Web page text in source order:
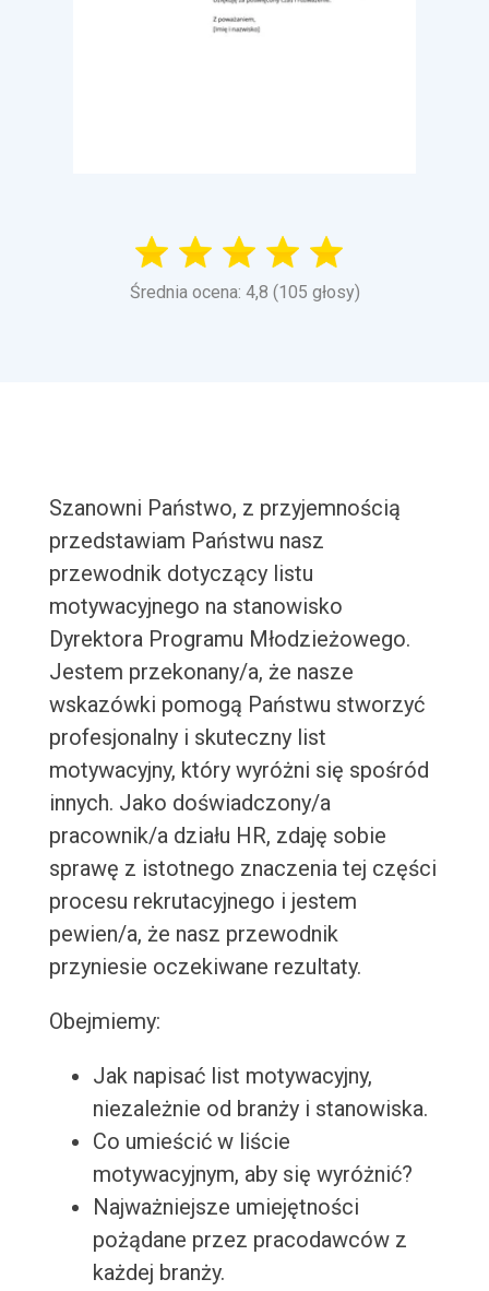
Średnia ocena: 4,8 (105 głosy)
Szanowni Państwo, z przyjemnością
przedstawiam Państwu nasz
przewodnik dotyczący listu
motywacyjnego na stanowisko
Dyrektora Programu Młodzieżowego.
Jestem przekonany/a, że nasze
wskazówki pomogą Państwu stworzyć
profesjonalny i skuteczny list
motywacyjny, który wyróżni się spośród
innych. Jako doświadczony/a
pracownik/a działu HR, zdaję sobie
sprawę z istotnego znaczenia tej części
procesu rekrutacyjnego i jestem
pewien/a, że nasz przewodnik
przyniesie oczekiwane rezultaty.
Obejmiemy:
Jak napisać list motywacyjny,
niezależnie od branży i stanowiska.
Co umieścić w liście
motywacyjnym, aby się wyróżnić?
Najważniejsze umiejętności
pożądane przez pracodawców z
każdej branży.